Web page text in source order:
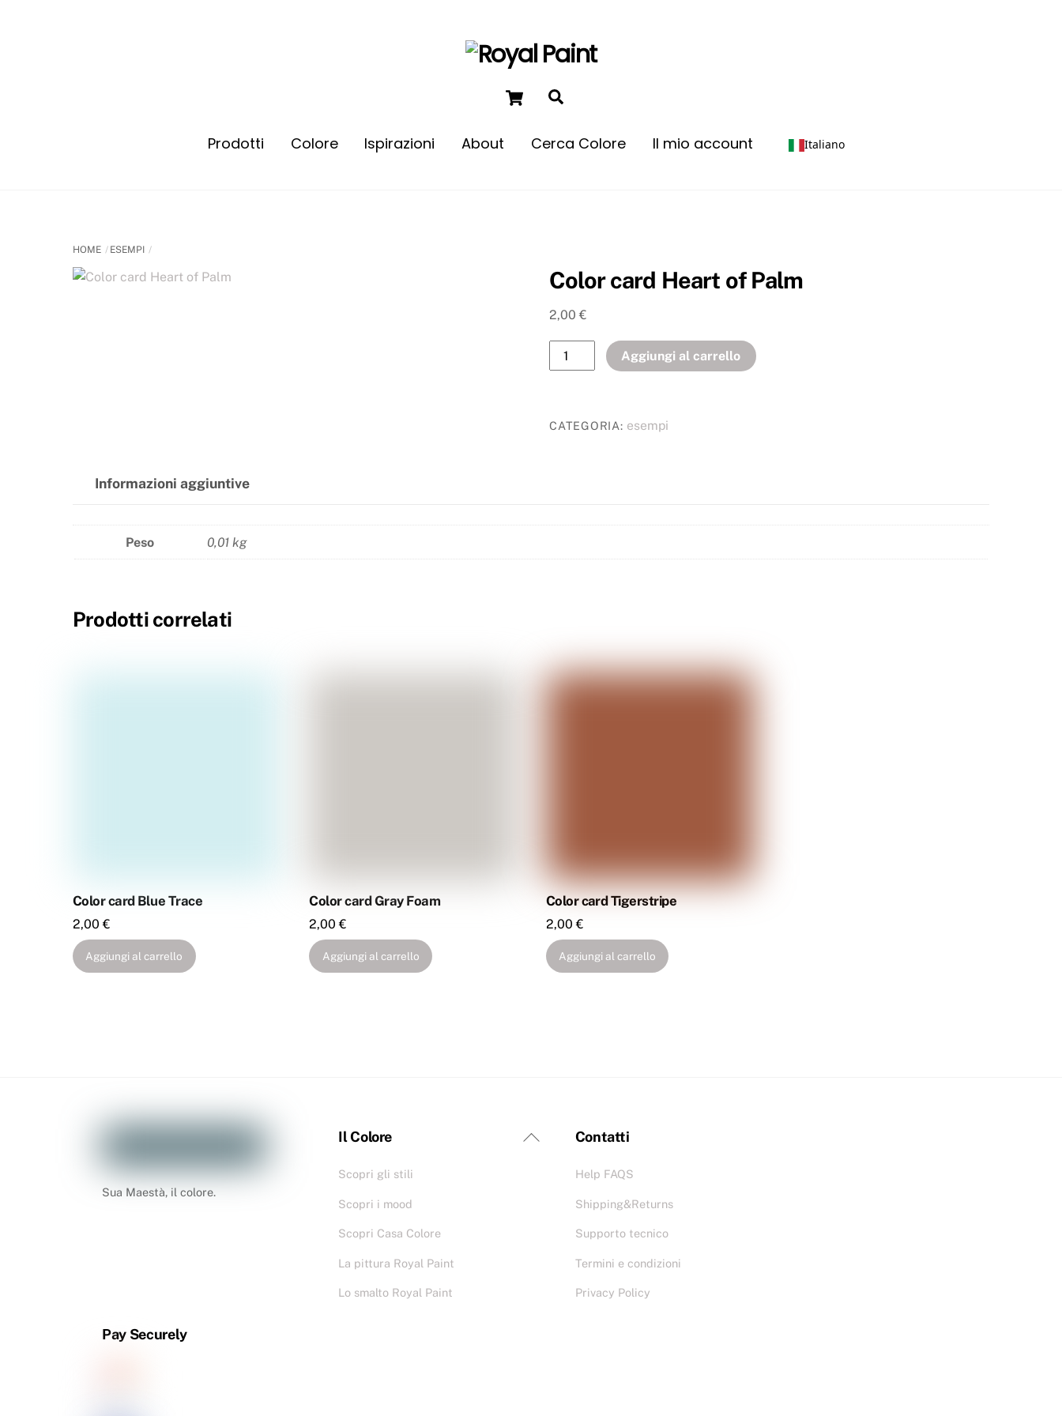
Prodotti Colore Ispirazioni About Cerca Colore Il mio account Italiano
HOME ESEMPI
Color card Heart of Palm
2,00€
Aggiungi al carrello
CATEGORIA: esempi
Informazioni aggiuntive
Peso 0,01 kg
Prodotti correlati
Color card Blue Trace
2,00€
Aggiungi al carrello
Color card Gray Foam
2,00€
Aggiungi al carrello
Color card Tigerstripe
2,00€
Aggiungi al carrello
Sua Maestà, il colore.
Il Colore
Scopri gli stili
Scopri i mood
Scopri Casa Colore
La pittura Royal Paint
Lo smalto Royal Paint
Contatti
Help FAQS
Shipping&Returns
Supporto tecnico
Termini e condizioni
Privacy Policy
Pay Securely